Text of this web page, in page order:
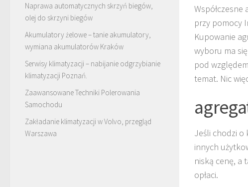
Współczesne
przy pomocy
Kupowanie
wyboru ma
pod
temat. Nic
Jeśli chodzi
innych
niską cenę, a
opłaci.
Naprawa automatycznych skrzyń biegów,
olej do skrzyni biegów
Akumulatory żelowe – tanie akumulatory,
wymiana akumulatorów Kraków
Serwisy klimatyzacji – nabijanie odgrzybianie
klimatyzacji Poznań.
Zaawansowane Techniki Polerowania
Samochodu
Zakładanie klimatyzacji w Volvo, przegląd
Warszawa